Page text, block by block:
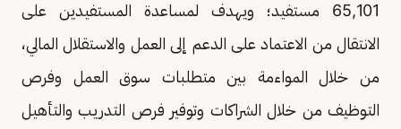
65,101 مستفيد؛ ويهدف لمساعدة المستفيدين على
الانتقال من الاعتماد على الدعم إلى العمل والاستقلال المالي،
من خلال المواءمة بين متطلبات سوق العمل وفرص
التوظيف من خلال الشراكات وتوفير فرص التدريب والتأهيل